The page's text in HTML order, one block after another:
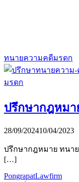
ทนายความคดีมรดก
ปรึกษากฎหม
28/09/202410/04/2023
ปรึกษากฎหมาย ทนา
[…]
PongrapatLawfirm